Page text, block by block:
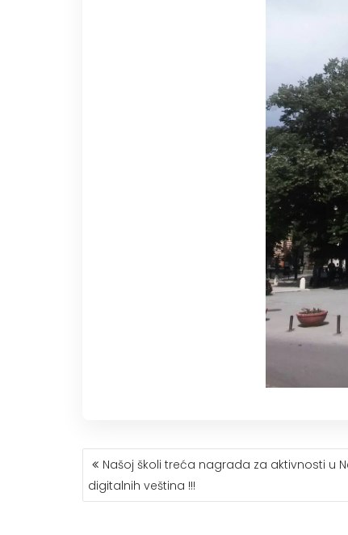
КРЕТАЊЕ
ЧЛАНКА
Našoj školi treća nagrada za aktivnosti u
digitalnih veština !!!